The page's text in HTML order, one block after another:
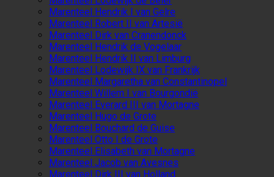
Marenteel Hendrik I van Gelre
Marenteel Robert II van Artesië
Marenteel Dirk van Cranendonck
Marenteel Hendrik de Vogelaar
Marenteel Hendrik II van Limburg
Marenteel Lodewijk IX van Frankrijk
Marenteel Margaretha van Constantinopel
Marenteel Willem I van Bourgondië
Marenteel Everard III van Mortagne
Marenteel Hugo de Grote
Marenteel Bouchard de Guise
Marenteel Otto I de Grote
Marenteel Elisabeth van Mortagne
Marenteel Jacob van Avesnes
Marenteel Dirk III van Holland